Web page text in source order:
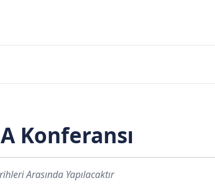
Konferansı
Arasında Yapılacaktır